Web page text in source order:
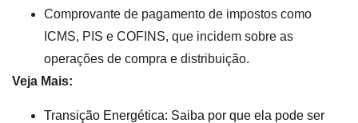
Comprovante de pagamento de impostos como
ICMS, PIS e COFINS, que incidem sobre as
operações de compra e distribuição.
Veja Mais:
Transição Energética: Saiba por que ela pode ser